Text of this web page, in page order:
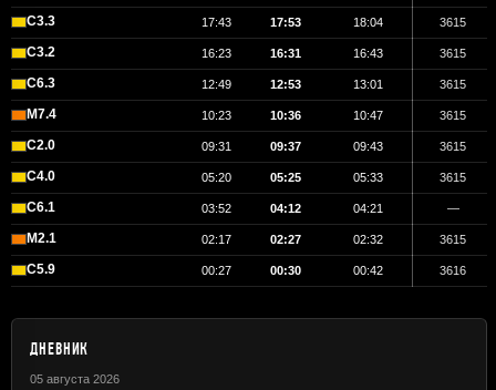
C3.3 17:43 17:53 18:04 3615
C3.2 16:23 16:31 16:43 3615
C6.3 12:49 12:53 13:01 3615
M7.4 10:23 10:36 10:47 3615
C2.0 09:31 09:37 09:43 3615
C4.0 05:20 05:25 05:33 3615
C6.1 03:52 04:12 04:21 —
M2.1 02:17 02:27 02:32 3615
C5.9 00:27 00:30 00:42 3616
ДНЕВНИК
05 августа 2026